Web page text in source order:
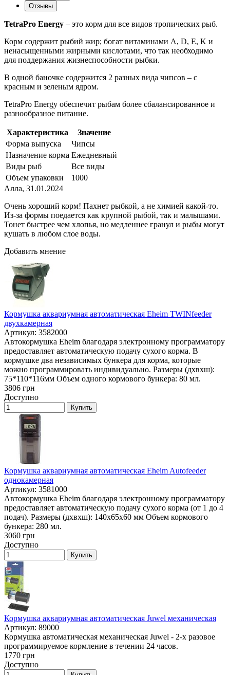
Отзывы
TetraPro Energy – это корм для все видов тропических рыб.
Корм содержит рыбий жир; богат витаминами A, D, E, K и
ненасыщенными жирными кислотами, что так необходимо
для поддержания жизнеспособности рыбки.
В одной баночке содержится 2 разных вида чипсов – с
красным и зеленым ядром.
TetraPro Energy обеспечит рыбам более сбалансированное и
разнообразное питание.
Характеристика
Значение
Форма выпуска
Чипсы
Назначение корма Ежедневный
Виды рыб
Все виды
Объем упаковки
1000
Алла, 31.01.2024
Очень хороший корм! Пахнет рыбкой, а не химией какой-то.
Из-за формы поедается как крупной рыбой, так и малышами.
Тонет быстрее чем хлопья, но медленнее гранул и рыбы могут
кушать в любом слое воды.
Добавить мнение
Кормушка аквариумная автоматическая Eheim TWINfeeder
двухкамерная
Артикул: 3582000
Автокормушка Eheim благодаря электронному программатору
предоставляет автоматическую подачу сухого корма. В
кормушке два независимых бункера для корма, которые
можно программировать индивидуально. Размеры (дxвxш):
75*110*116мм Объем одного кормового бункера: 80 мл.
3806 грн
Доступно
Купить
Кормушка аквариумная автоматическая Eheim Autofeeder
однокамерная
Артикул: 3581000
Автокормушка Eheim благодаря электронному программатору
предоставляет автоматическую подачу сухого корма (от 1 до 4
подач). Размеры (дxвxш): 140x65x60 мм Объем кормового
бункера: 280 мл.
3060 грн
Доступно
Купить
Кормушка аквариумная автоматическая Juwel механическая
Артикул: 89000
Кормушка автоматическая механическая Juwel - 2-х разовое
программируемое кормление в течении 24 часов.
1770 грн
Доступно